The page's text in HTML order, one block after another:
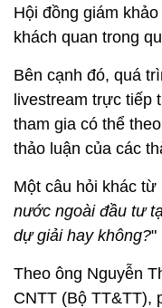
Hội đồng giám
khách quan trong
Bên cạnh đó, quá
livestream trực tiếp
tham gia có thể
thảo luận của các
Một câu hỏi khác từ
nước ngoài đầu tư
dự giải hay không?"
Theo ông Nguyễn
CNTT (Bộ TT&TT),